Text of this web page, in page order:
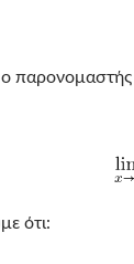
ο παρονομαστής
ότι: